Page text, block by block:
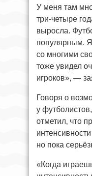
У меня там
три-четыре
выросла.
популярным.
со многими
тоже увидел
игроков», —
Говоря о
у
отметил, что
но пока
«Когда